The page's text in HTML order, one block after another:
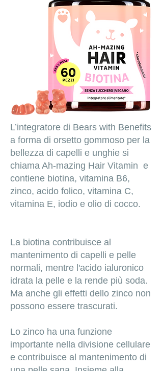
L’integratore di Bears with Benefits
a forma di orsetto gommoso per la
bellezza di capelli e unghie si
chiama Ah-mazing Hair Vitamin e
contiene biotina, vitamina B6,
zinco, acido folico, vitamina C,
vitamina E, iodio e olio di cocco.
La biotina contribuisce al
mantenimento di capelli e pelle
normali, mentre l'acido ialuronico
idrata la pelle e la rende più soda.
Ma anche gli effetti dello zinco non
possono essere trascurati.
Lo zinco ha una funzione
importante nella divisione cellulare
e contribuisce al mantenimento di